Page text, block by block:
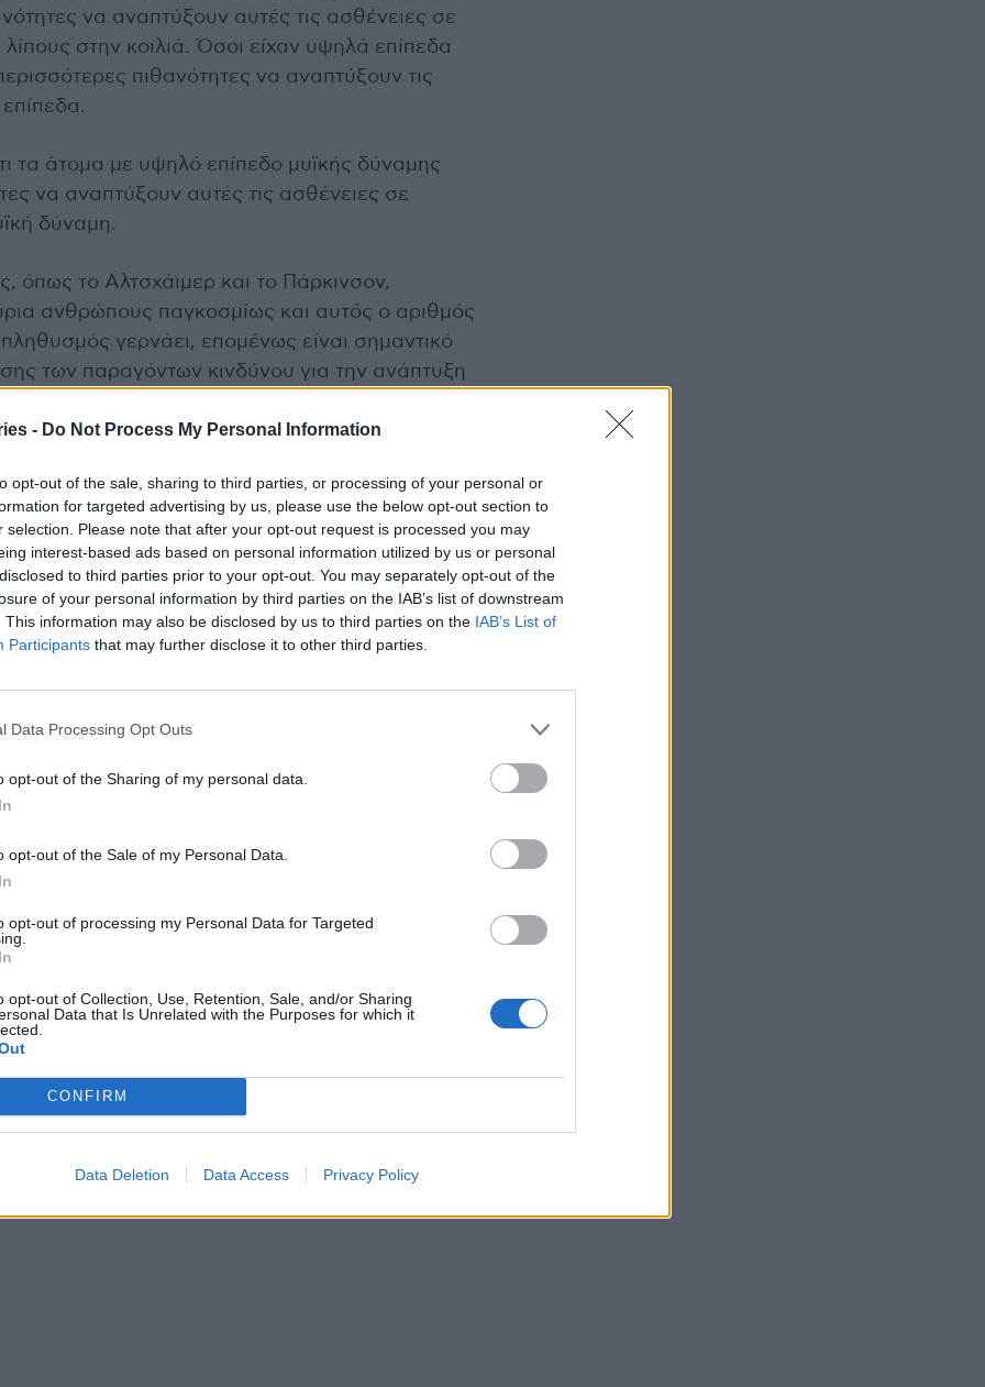
- Do Not Process My Personal Information
opt-out of the sale, sharing to third parties, or processing of your personal or
for targeted advertising by us, please use the below opt-out section to
selection. Please note that after your opt-out request is processed you may
interest-based ads based on personal information utilized by us or personal
to third parties prior to your opt-out. You may separately opt-out of the
of your personal information by third parties on the IAB’s list of downstream
This information may also be disclosed by us to third parties on the IAB’s List of
Participants that may further disclose it to other third parties.
Data Processing Opt Outs
opt-out of the Sharing of my personal data.
opt-out of the Sale of my Personal Data.
opt-out of processing my Personal Data for Targeted
opt-out of Collection, Use, Retention, Sale, and/or Sharing
Data that Is Unrelated with the Purposes for which it
CONFIRM
Data Deletion Data Access Privacy Policy
να αναπτύξουν αυτές τις ασθένειες σε
στην κοιλιά. Όσοι είχαν υψηλά επίπεδα
πιθανότητες να αναπτύξουν τις
τα άτομα με υψηλό επίπεδο μυϊκής δύναμης
να αναπτύξουν αυτές τις ασθένειες σε
δύναμη.
όπως το Αλτσχάιμερ και το Πάρκινσον,
ανθρώπους παγκοσμίως και αυτός ο αριθμός
γερνάει, επομένως είναι σημαντικό
των παραγόντων κινδύνου για την ανάπτυξη
επισημαίνει ο συγγραφέας της μελέτης Χουάν
στο Τσενγκντού της Κίνας.
μείωσης του κινδύνου εμφάνισης
τη σύσταση του σώματός τους.
του λίπους του κορμού και των χεριών,
μπορεί να είναι πιο αποτελεσματικές για την
σχέση με τον γενικό έλεγχο του βάρους»,
με τους ερευνητές, είναι ότι οι
το Ηνωμένο Βασίλειο, επομένως τα
για άλλους πληθυσμούς.
ασθενείς – Ανακοινώσεις σήμερα από ΠΙΣ
ύπουλη απειλή για την όραση